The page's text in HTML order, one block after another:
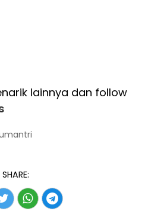
lainnya dan follow
SHARE: